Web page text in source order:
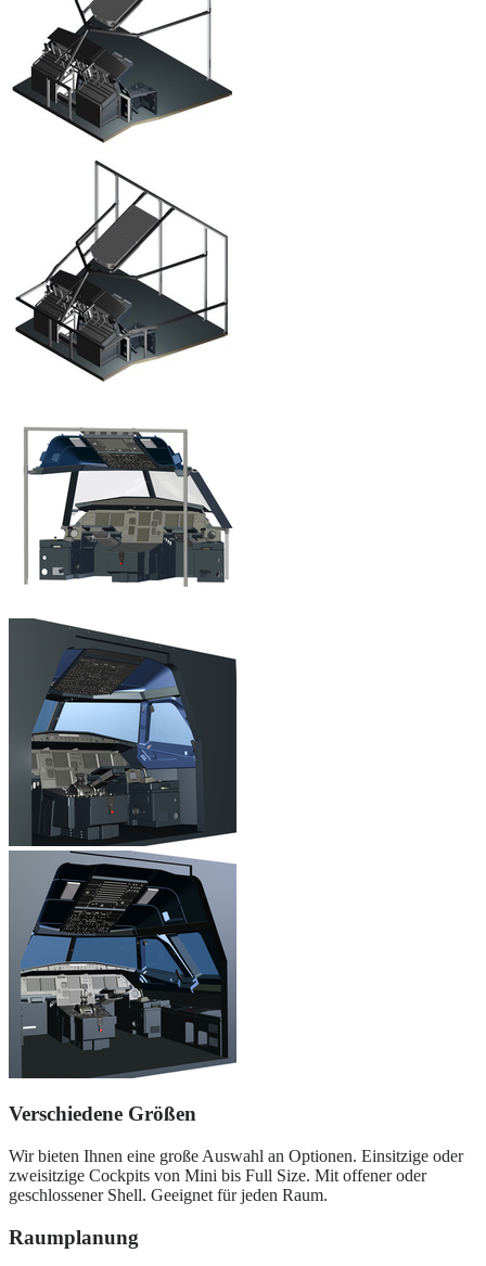
Verschiedene Größen
Wir bieten Ihnen eine große Auswahl an Optionen. Einsitzige oder
zweisitzige Cockpits von Mini bis Full Size. Mit offener oder
geschlossener Shell. Geeignet für jeden Raum.
Raumplanung